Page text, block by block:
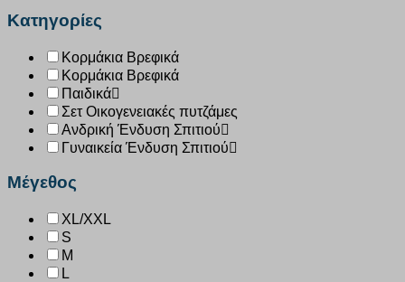
Κατηγορίες
Κορμάκια Βρεφικά
Κορμάκια Βρεφικά
Παιδικά
Σετ Οικογενειακές πυτζάμες
Ανδρική Ένδυση Σπιτιού
Γυναικεία Ένδυση Σπιτιού
Μέγεθος
XL/XXL
S
M
L